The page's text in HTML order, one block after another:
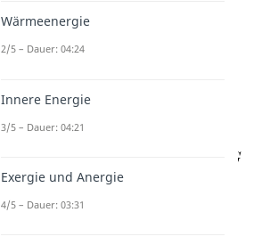
Reaktion abnimmt und diese als
exergonbeziehungsweise
ist damitnegativ
Endergone
ist hierpositiv.
Ein Beispiel für einen endergonen
Wärmeenergie
2/5 – Dauer: 04:24
Innere Energie
3/5 – Dauer: 04:21
Exergie und Anergie
4/5 – Dauer: 03:31